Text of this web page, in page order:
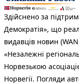
Здійснено за
Демократія», що
видавців новин
«Незалежні
Норвезькою
Норвегії. Погляди